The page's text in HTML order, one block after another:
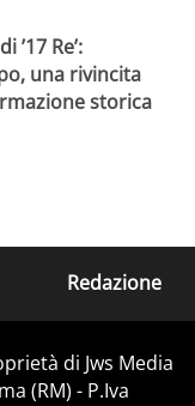
Re’:
una rivincita
storica
Redazione
di Jws Media
(RM) - P.Iva